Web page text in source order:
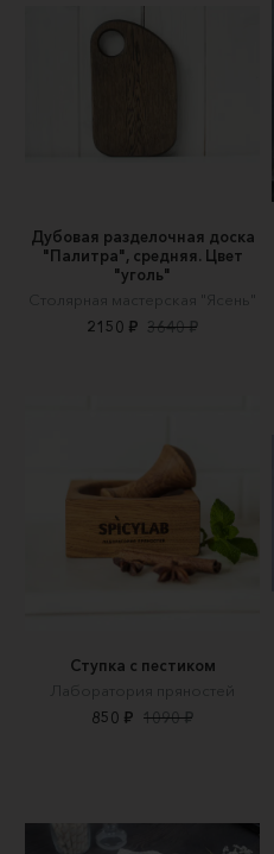
Дубовая разделочная доска
"Палитра", средняя. Цвет
"уголь"
Столярная мастерская "Ясень"
2150 ₽ 3640 ₽
Ступка с пестиком
Лаборатория пряностей
850 ₽ 1090 ₽